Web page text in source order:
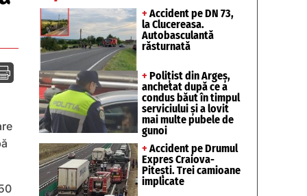
+ Accident pe DN 73,
la Clucereasa.
Autobasculantă
răsturnată
+ Polițist din Argeș,
anchetat după ce a
condus băut în timpul
serviciului și a lovit
mai multe pubele de
gunoi
+ Accident pe Drumul
Expres Craiova-
Pitești. Trei camioane
implicate